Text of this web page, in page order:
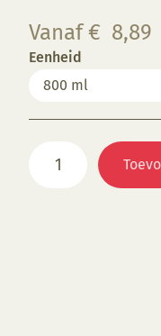
Vanaf € 8,89
Eenheid
Aventurine